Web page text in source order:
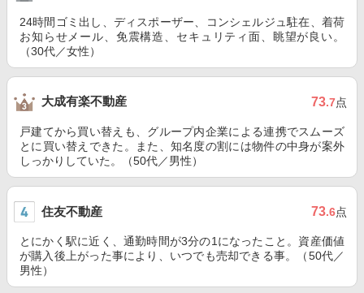
24時間ゴミ出し、ディスポーザー、コンシェルジュ駐在、着荷
お知らせメール、免震構造、セキュリティ面、眺望が良い。
（30代／女性）
大成有楽不動産 73.7点
戸建てから買い替えも、グループ内企業による連携でスムーズ
とに買い替えできた。また、知名度の割には物件の中身が案外
しっかりしていた。（50代／男性）
住友不動産 73.6点
とにかく駅に近く、通勤時間が3分の1になったこと。資産価値
が購入後上がった事により、いつでも売却できる事。（50代／
男性）